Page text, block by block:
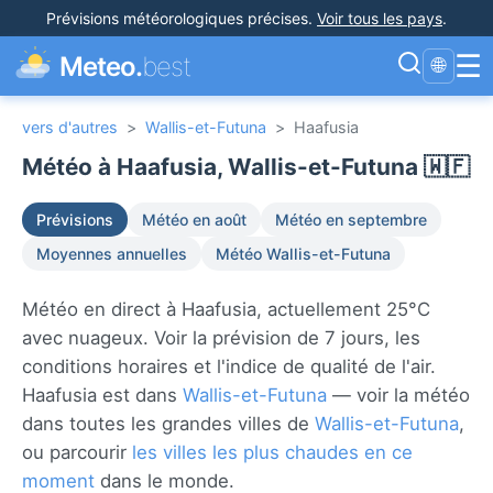
Prévisions météorologiques précises. Voir tous les pays.
Meteo.best 🌐 ☰
vers d'autres > Wallis-et-Futuna > Haafusia
Météo à Haafusia, Wallis-et-Futuna 🇼🇫
Prévisions Météo en août
Météo en septembre
Moyennes annuelles
Météo Wallis-et-Futuna
Météo en direct à Haafusia, actuellement 25°C
avec nuageux. Voir la prévision de 7 jours, les
conditions horaires et l'indice de qualité de l'air.
Haafusia est dans Wallis-et-Futuna — voir la météo
dans toutes les grandes villes de Wallis-et-Futuna,
ou parcourir les villes les plus chaudes en ce
moment dans le monde.